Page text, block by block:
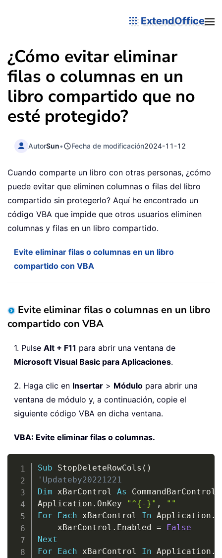
ExtendOffice
¿Cómo evitar eliminar
filas o columnas en un
libro compartido que no
esté protegido?
AutorSun• Fecha de modificación2024-11-12
Cuando comparte un libro con otras personas, ¿cómo
puede evitar que eliminen columnas o filas del libro
compartido sin protegerlo? Aquí he encontrado un
código VBA que impide que otros usuarios eliminen
columnas y filas en un libro compartido.
Evite eliminar filas o columnas en un libro
compartido con VBA
Evite eliminar filas o columnas en un libro
compartido con VBA
1. Pulse Alt + F11 para abrir una ventana de
Microsoft Visual Basic para Aplicaciones.
2. Haga clic en Insertar > Módulo para abrir una
ventana de módulo y, a continuación, copie el
siguiente código VBA en dicha ventana.
VBA: Evite eliminar filas o columnas.
Sub StopDeleteRowCols ( )
'Updateby20221221
Dim xBarControl As CommandBarControl
Application . OnKey "^{-}" ,
""
For
Each xBarControl In Application .
    xBarControl
. Enabled =
False
Next
For
Each xBarControl In Application .